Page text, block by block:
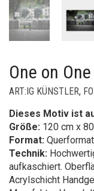
One on One
ART:IG KÜNSTLER,
Dieses Motiv ist
Größe: 120 cm x
Format: Querformat
Technik:
aufkaschiert.
Acrylschicht